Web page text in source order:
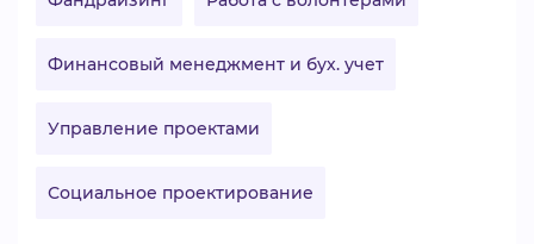
Финансовый менеджмент и бух. учет
Управление проектами
Социальное проектирование